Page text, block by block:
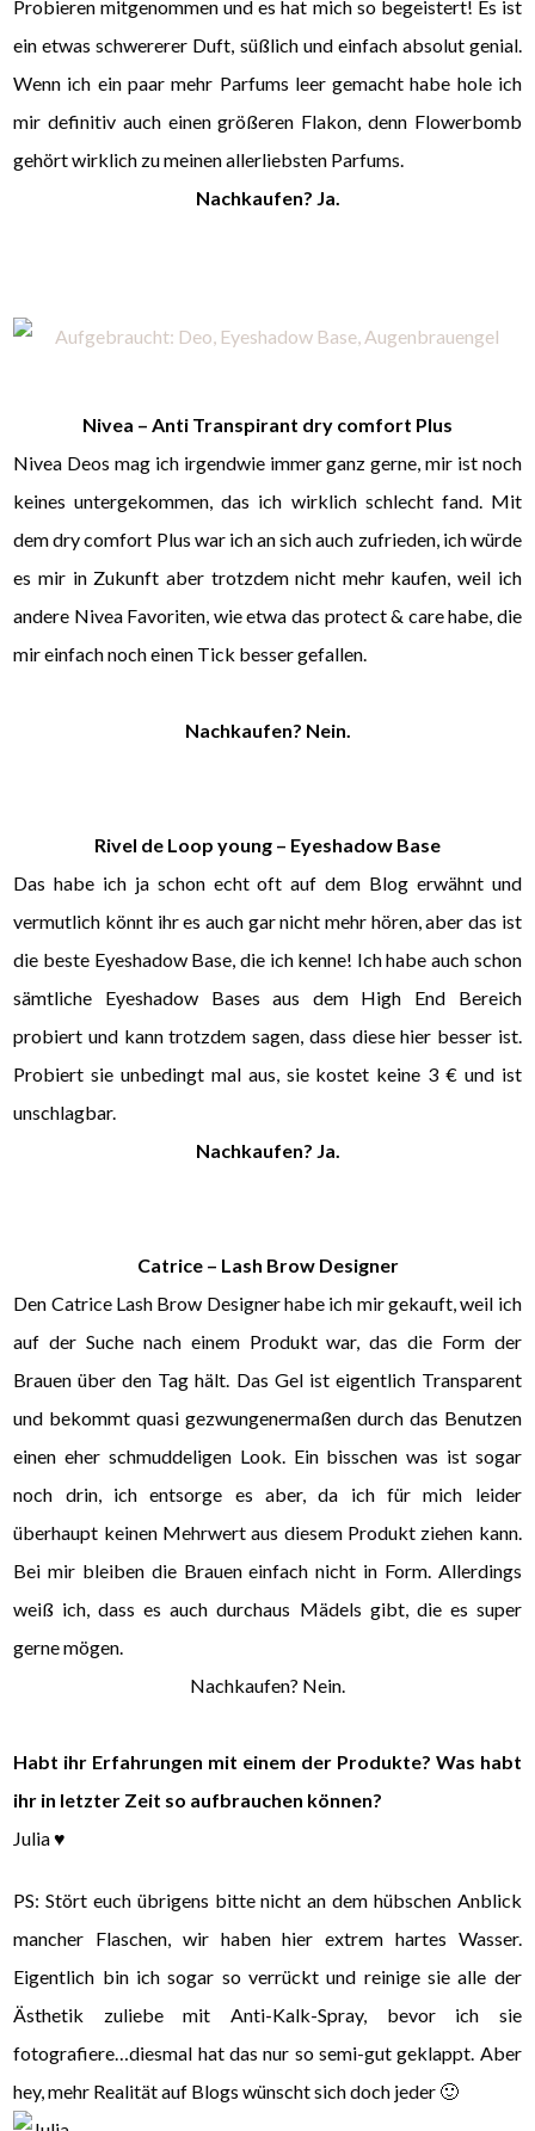
Probieren mitgenommen und es hat mich so begeistert! Es ist
ein etwas schwererer Duft, süßlich und einfach absolut genial.
Wenn ich ein paar mehr Parfums leer gemacht habe hole ich
mir definitiv auch einen größeren Flakon, denn Flowerbomb
gehört wirklich zu meinen allerliebsten Parfums.
Nachkaufen? Ja.
Nivea – Anti Transpirant dry comfort Plus
Nivea Deos mag ich irgendwie immer ganz gerne, mir ist noch
keines untergekommen, das ich wirklich schlecht fand. Mit
dem dry comfort Plus war ich an sich auch zufrieden, ich würde
es mir in Zukunft aber trotzdem nicht mehr kaufen, weil ich
andere Nivea Favoriten, wie etwa das protect & care habe, die
mir einfach noch einen Tick besser gefallen.
Nachkaufen? Nein.
Rivel de Loop young – Eyeshadow Base
Das habe ich ja schon echt oft auf dem Blog erwähnt und
vermutlich könnt ihr es auch gar nicht mehr hören, aber das ist
die beste Eyeshadow Base, die ich kenne! Ich habe auch schon
sämtliche Eyeshadow Bases aus dem High End Bereich
probiert und kann trotzdem sagen, dass diese hier besser ist.
Probiert sie unbedingt mal aus, sie kostet keine 3 € und ist
unschlagbar.
Nachkaufen? Ja.
Catrice – Lash Brow Designer
Den Catrice Lash Brow Designer habe ich mir gekauft, weil ich
auf der Suche nach einem Produkt war, das die Form der
Brauen über den Tag hält. Das Gel ist eigentlich Transparent
und bekommt quasi gezwungenermaßen durch das Benutzen
einen eher schmuddeligen Look. Ein bisschen was ist sogar
noch drin, ich entsorge es aber, da ich für mich leider
überhaupt keinen Mehrwert aus diesem Produkt ziehen kann.
Bei mir bleiben die Brauen einfach nicht in Form. Allerdings
weiß ich, dass es auch durchaus Mädels gibt, die es super
gerne mögen.
Nachkaufen? Nein.
Habt ihr Erfahrungen mit einem der Produkte? Was habt
ihr in letzter Zeit so aufbrauchen können?
Julia ♥
PS: Stört euch übrigens bitte nicht an dem hübschen Anblick
mancher Flaschen, wir haben hier extrem hartes Wasser.
Eigentlich bin ich sogar so verrückt und reinige sie alle der
Ästhetik zuliebe mit Anti-Kalk-Spray, bevor ich sie
fotografiere…diesmal hat das nur so semi-gut geklappt. Aber
hey, mehr Realität auf Blogs wünscht sich doch jeder 🙂